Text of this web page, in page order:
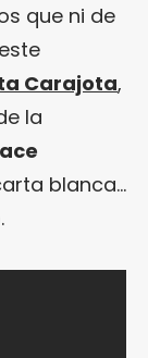
que ni de
Carajota,
la
blanca…